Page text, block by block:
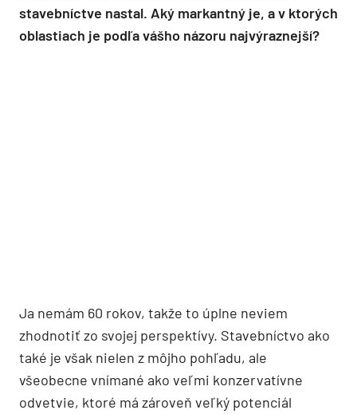
stavebníctve nastal. Aký markantný je, a v ktorých
oblastiach je podľa vášho názoru najvýraznejší?
Ja nemám 60 rokov, takže to úplne neviem
zhodnotiť zo svojej perspektívy. Stavebníctvo ako
také je však nielen z môjho pohľadu, ale
všeobecne vnímané ako veľmi konzervatívne
odvetvie, ktoré má zároveň veľký potenciál